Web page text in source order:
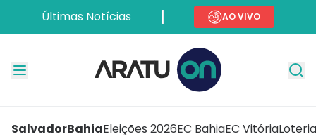
Últimas Notícias AO VIVO
SalvadorBahiaEleições 2026EC BahiaEC Vitória